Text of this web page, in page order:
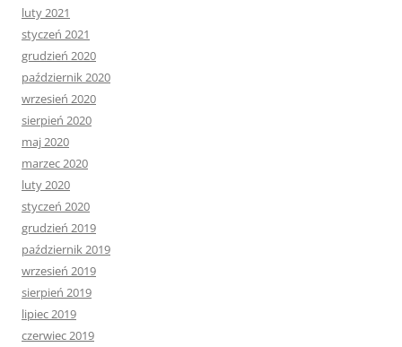
luty 2021
styczeń 2021
grudzień 2020
październik 2020
wrzesień 2020
sierpień 2020
maj 2020
marzec 2020
luty 2020
styczeń 2020
grudzień 2019
październik 2019
wrzesień 2019
sierpień 2019
lipiec 2019
czerwiec 2019